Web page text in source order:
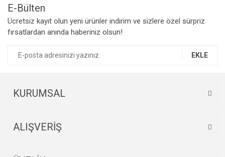
E-Bülten
Ücretsiz kayıt olun yeni ürünler indirim ve sizlere özel sürpriz
fırsatlardan anında haberiniz olsun!
EKLE
KURUMSAL
ALIŞVERİŞ